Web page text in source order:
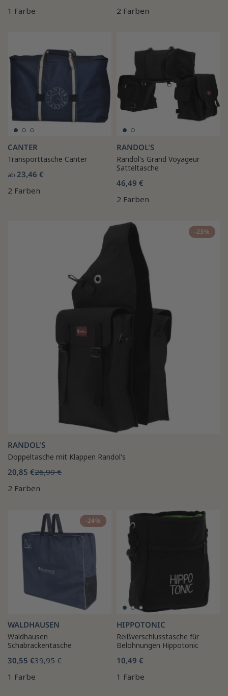
1 Farbe
2 Farben
CANTER
Transporttasche Canter
ab 23,46 €
2 Farben
RANDOL'S
Randol's Grand Voyageur
Satteltasche
46,49 €
2 Farben
-23%
RANDOL'S
Doppeltasche mit Klappen Randol's
20,85 €26,99 €
2 Farben
-24%
WALDHAUSEN
Waldhausen
Schabrackentasche
30,55 €39,95 €
1 Farbe
HIPPOTONIC
Reißverschlusstasche für
Belohnungen Hippotonic
10,49 €
1 Farbe